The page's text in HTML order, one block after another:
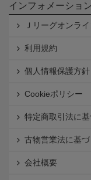
インフォメーショ
Ｊリーグオンラ
利用規約
個人情報保護方針
Cookieポリシー
特定商取引法に
古物営業法に基
会社概要